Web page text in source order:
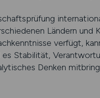
Ländern und
verfügt,
Stabilität,
Denken